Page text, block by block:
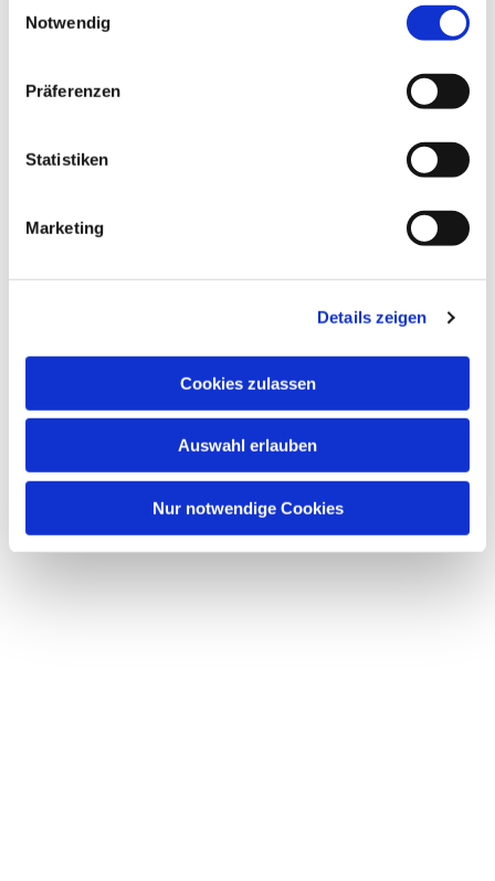
Notwendig
Präferenzen
Statistiken
Marketing
Details zeigen
Cookies zulassen
Auswahl erlauben
Nur notwendige Cookies
Dies könnte Sie auch
interessieren